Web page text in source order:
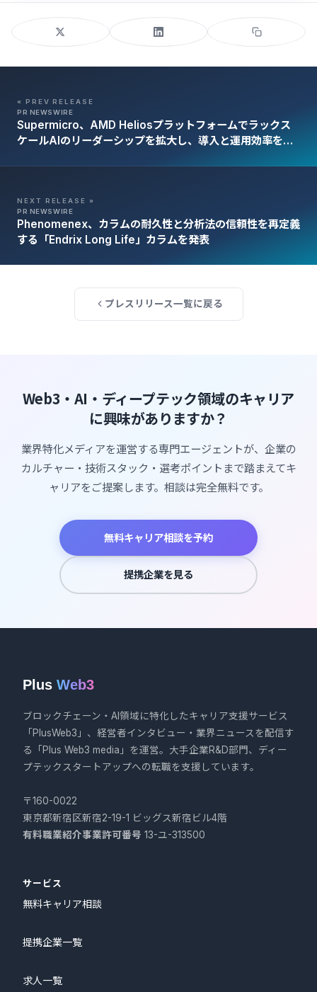
« PREV RELEASE
PR NEWSWIRE
Supermicro、AMD Heliosプラットフォームでラックス
ケールAIのリーダーシップを拡大し、導入と運用効率を加
NEXT RELEASE »
PR NEWSWIRE
Phenomenex、カラムの耐久性と分析法の信頼性を再定義
する「Endrix Long Life」カラムを発表
プレスリリース一覧に戻る
Web3・AI・ディープテック領域のキャリア
に興味がありますか？
業界特化メディアを運営する専門エージェントが、企業の
カルチャー・技術スタック・選考ポイントまで踏まえてキ
ャリアをご提案します。相談は完全無料です。
無料キャリア相談を予約
提携企業を見る
Plus Web3
ブロックチェーン・AI領域に特化したキャリア支援サービス
「PlusWeb3」、経営者インタビュー・業界ニュースを配信す
る「Plus Web3 media」を運営。大手企業R&D部門、ディー
プテックスタートアップへの転職を支援しています。
〒160-0022
東京都新宿区新宿2-19-1 ビッグス新宿ビル4階
有料職業紹介事業許可番号 13-ユ-313500
サービス
無料キャリア相談
提携企業一覧
求人一覧